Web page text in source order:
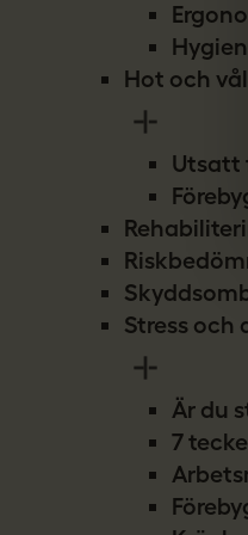
Hot och
Utsatt
Stress och
Är du
7